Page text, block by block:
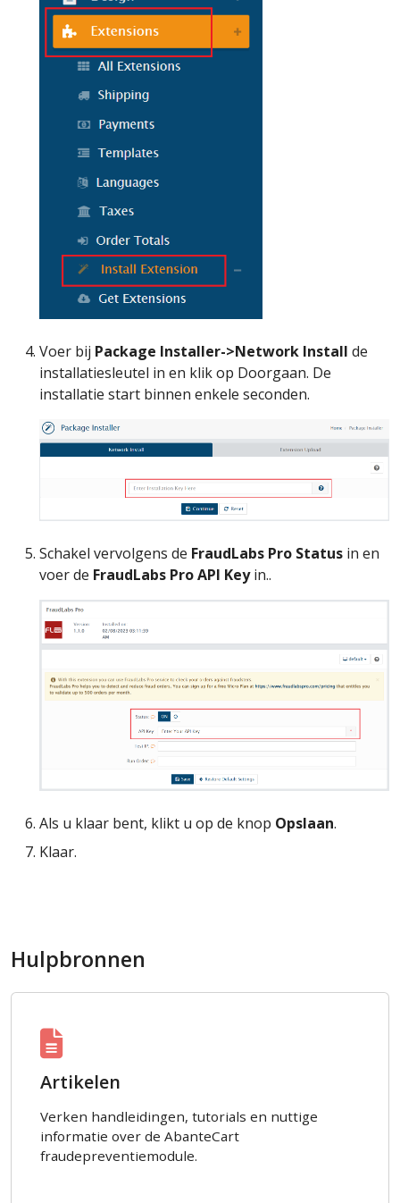
Voer bij Package Installer->Network Install de
installatiesleutel in en klik op Doorgaan. De
installatie start binnen enkele seconden.
Schakel vervolgens de FraudLabs Pro Status in en
voer de FraudLabs Pro API Keyin..
Als u klaar bent, klikt u op de knop Opslaan.
Klaar.
Hulpbronnen
Artikelen
Verken handleidingen, tutorials en nuttige
informatie over de AbanteCart
fraudepreventiemodule.